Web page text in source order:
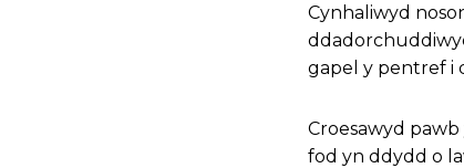
Cynhaliwyd
gapel y pentref i
Croesawyd
fod yn ddydd o